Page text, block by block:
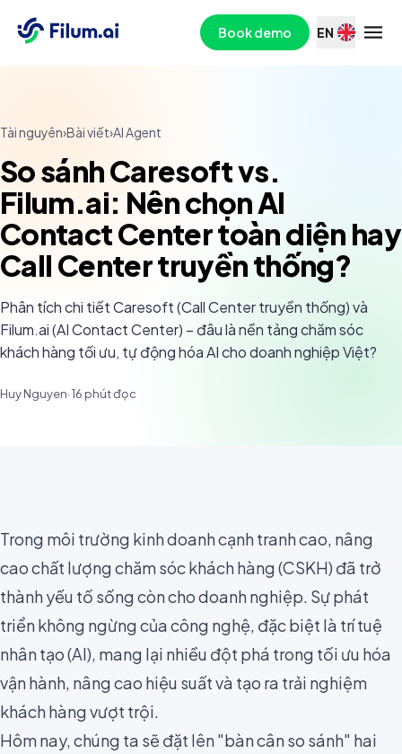
Book demo EN
Tài nguyên›Bài viết›AI Agent
So sánh Caresoft vs.
Filum.ai: Nên chọn AI
Contact Center toàn diện hay
Call Center truyền thống?
Phân tích chi tiết Caresoft (Call Center truyền thống) và
Filum.ai (AI Contact Center) – đâu là nền tảng chăm sóc
khách hàng tối ưu, tự động hóa AI cho doanh nghiệp Việt?
Huy Nguyen·16 phút đọc
Trong môi trường kinh doanh cạnh tranh cao, nâng
cao chất lượng chăm sóc khách hàng (CSKH) đã trở
thành yếu tố sống còn cho doanh nghiệp. Sự phát
triển không ngừng của công nghệ, đặc biệt là trí tuệ
nhân tạo (AI), mang lại nhiều đột phá trong tối ưu hóa
vận hành, nâng cao hiệu suất và tạo ra trải nghiệm
khách hàng vượt trội.
Hôm nay, chúng ta sẽ đặt lên "bàn cân so sánh" hai